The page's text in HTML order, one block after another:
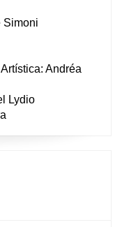
Simoni
Andréa
Lydio